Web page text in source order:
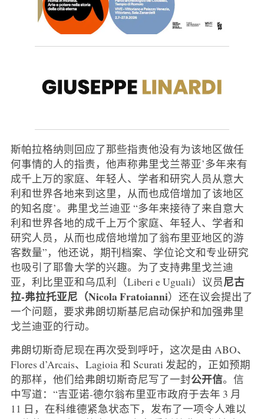
斯帕拉格纳则回应了那些指责他没有为该地区做任
何事情的人的指责，他声称弗里戈兰蒂亚’多年来有
成千上万的家庭、年轻人、学者和研究人员从意大
利和世界各地来到这里，从而也成倍增加了该地区
的知名度’。弗里戈兰迪亚 “多年来接待了来自意大
利和世界各地的成千上万个家庭、年轻人、学者和
研究人员，从而也成倍地增加了翁布里亚地区的游
客数量”，他还说，期刊档案、学位论文和专业研究
也吸引了耶鲁大学的兴趣。为了支持弗里戈兰迪
亚，利比里亚和乌瓜利（Liberi e Uguali）议员尼古
拉-弗拉托亚尼（Nicola Fratoianni）还在议会提出了
一个问题，要求弗朗切斯基尼启动保护和加强弗里
戈兰迪亚的行动。
弗朗切斯奇尼现在再次受到呼吁，这次是由 ABO、
Flores d’Arcais、Lagioia 和 Scurati 发起的，正如预期
的那样，他们给弗朗切斯奇尼写了一封公开信。信
中写道：“吉亚诺-德尔翁布里亚市政府于去年 3 月
11 日，在科维德紧急状态下，发布了一项令人难以